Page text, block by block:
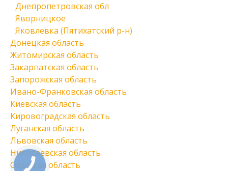
Днепропетровская обл
Яворницкое
Яковлевка (Пятихатский р-н)
Донецкая область
Житомирская область
Закарпатская область
Запорожская область
Ивано-Франковская область
Киевская область
Кировоградская область
Луганская область
Львовская область
Николаевская область
Одесская область